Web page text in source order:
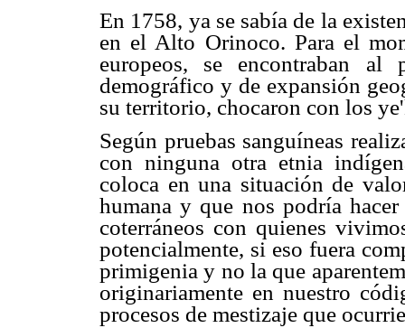
En 1758, ya se sabía de la
en el Alto Orinoco. Para el
europeos, se encontraban al
demográfico y de expansión
su territorio, chocaron con los
Según pruebas sanguíneas
con ninguna otra etnia
coloca en una situación de
humana y que nos podría
coterráneos con quienes
potencialmente, si eso fuera
primigenia y no la que
originariamente en nuestro
procesos de mestizaje que